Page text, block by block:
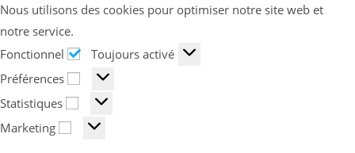
Nous utilisons des cookies pour optimiser notre site web et
notre service.
Fonctionnel
Toujours activé
Préférences
Statistiques
Marketing